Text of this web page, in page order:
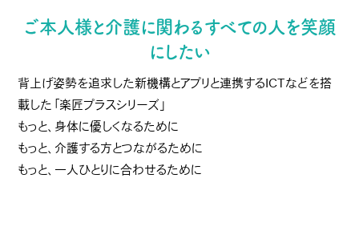
ご本人様と介護に関わるすべての人を笑顔
にしたい
背上げ姿勢を追求した新機構とアプリと連携するICTなどを搭
載した「楽匠プラスシリーズ」
もっと、身体に優しくなるために
もっと、介護する方とつながるために
もっと、一人ひとりに合わせるために